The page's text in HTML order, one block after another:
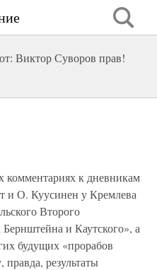
Виктор Суворов прав!
комментариях к дневникам
и О. Куусинен у Кремлева
Второго
и Каутского», а
будущих «прорабов
результаты